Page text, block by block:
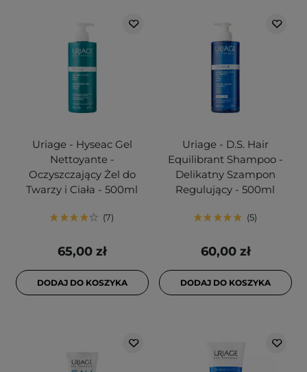
Uriage - Hyseac Gel
Nettoyante -
Oczyszczający Żel do
Twarzy i Ciała - 500ml
7
65,00 zł
DODAJ DO KOSZYKA
Uriage - D.S. Hair
Equilibrant Shampoo -
Delikatny Szampon
Regulujący - 500ml
5
60,00 zł
DODAJ DO KOSZYKA